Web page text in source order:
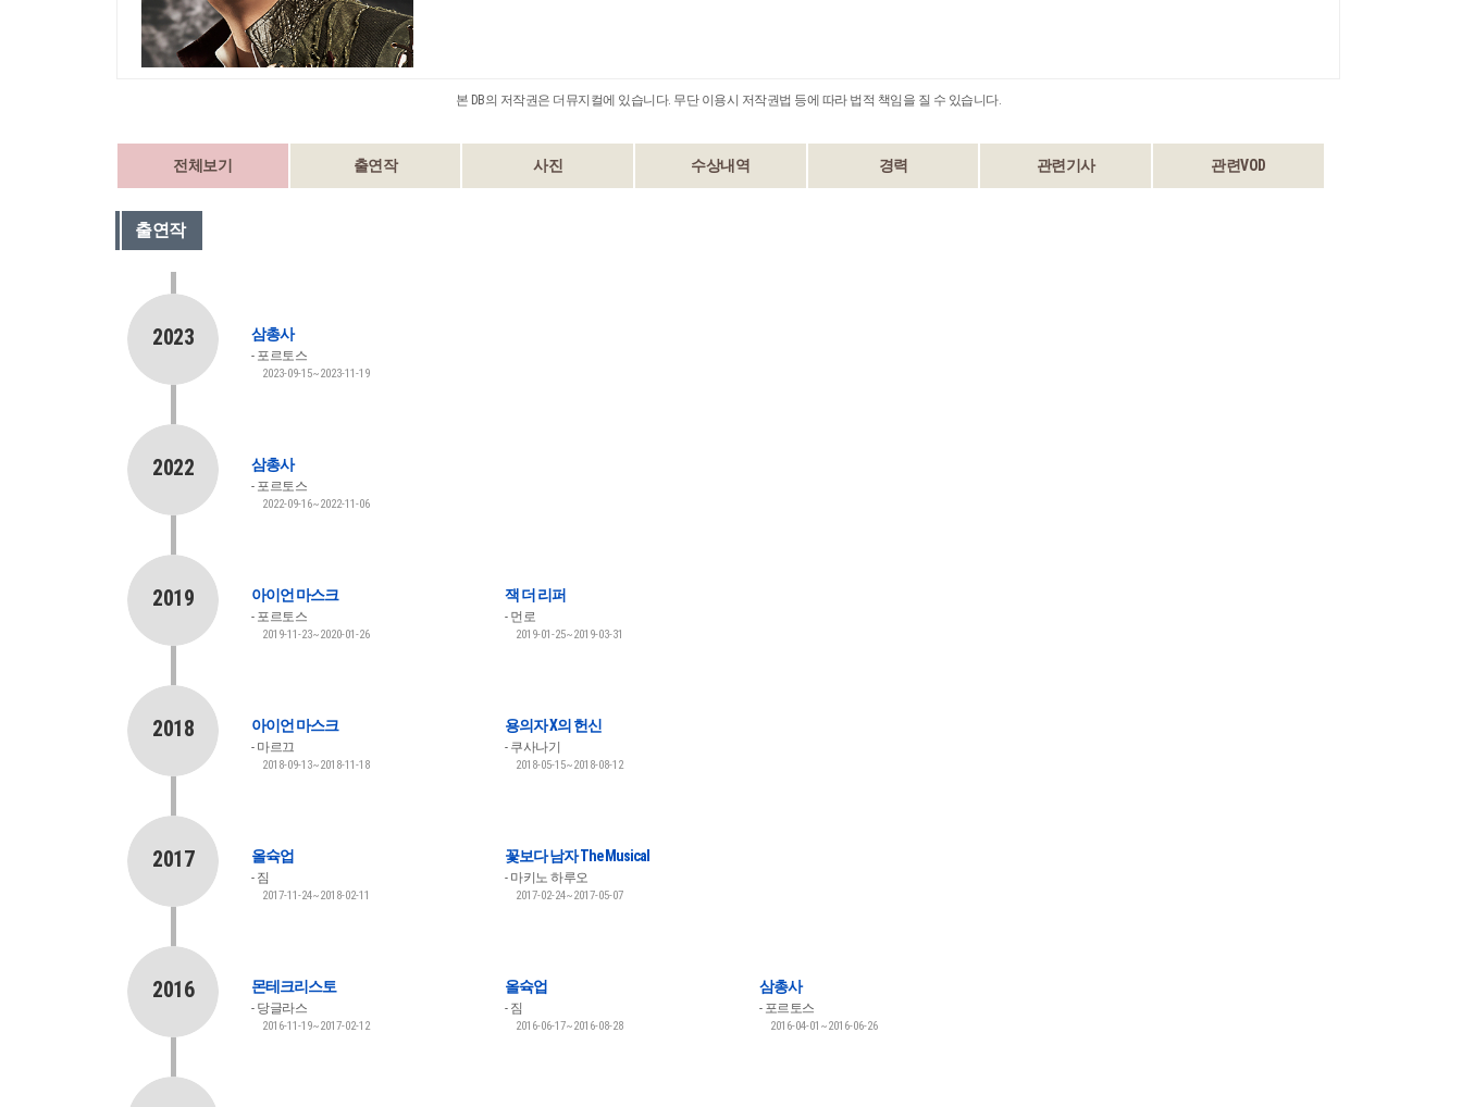
본 DB의 저작권은 더뮤지컬에 있습니다. 무단 이용시 저작권법 등에 따라 법적 책임을 질 수 있습니다.
전체보기 출연작 사진 수상내역 경력 관련기사 관련VOD
출연작
2023 삼총사
포르토스
2023-09-15~2023-11-19
2022 삼총사
포르토스
2022-09-16~2022-11-06
2019 아이언 마스크
포르토스
2019-11-23~2020-01-26
잭 더 리퍼
먼로
2019-01-25~2019-03-31
2018 아이언 마스크
마르끄
2018-09-13~2018-11-18
용의자 X의 헌신
쿠사나기
2018-05-15~2018-08-12
2017 올슉업
짐
2017-11-24~2018-02-11
꽃보다 남자 The Musical
마키노 하루오
2017-02-24~2017-05-07
2016 몬테크리스토
당글라스
2016-11-19~2017-02-12
올슉업
짐
2016-06-17~2016-08-28
삼총사
포르토스
2016-04-01~2016-06-26